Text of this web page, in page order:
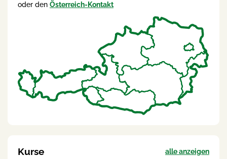
oder den Österreich-Kontakt
Kurse alle anzeigen